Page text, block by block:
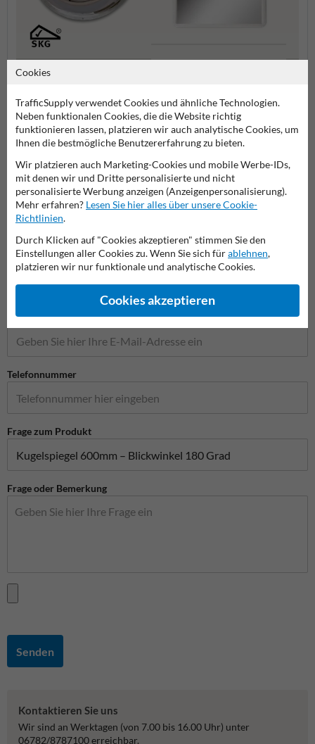
Panoramaspiegel
Sicherheitsspiegel
Stellen Sie Ihre Frage an VerkehrsspiegelKaufen.de
Name*
Firmenname
E-Mail-Adresse*
Telefonnummer
Frage zum Produkt
Frage oder Bemerkung
Senden
Kontaktieren Sie uns
Wir sind an Werktagen (von 7.00 bis 16.00 Uhr) unter
06782/8787100 erreichbar.
Cookies
TrafficSupply verwendet Cookies und ähnliche Technologien.
Neben funktionalen Cookies, die die Website richtig
funktionieren lassen, platzieren wir auch analytische Cookies, um
Ihnen die bestmögliche Benutzererfahrung zu bieten.
Wir platzieren auch Marketing-Cookies und mobile Werbe-IDs,
mit denen wir und Dritte personalisierte und nicht
personalisierte Werbung anzeigen (Anzeigenpersonalisierung).
Mehr erfahren? Lesen Sie hier alles über unsere Cookie-
Richtlinien.
Durch Klicken auf "Cookies akzeptieren" stimmen Sie den
Einstellungen aller Cookies zu. Wenn Sie sich fürablehnen,
platzieren wir nur funktionale und analytische Cookies.
Cookies akzeptieren